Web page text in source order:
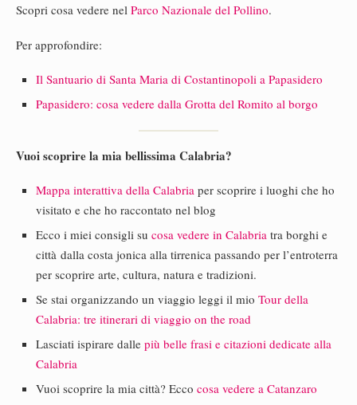
Scopri cosa vedere nel Parco Nazionale del Pollino.
Per approfondire:
Il Santuario di Santa Maria di Costantinopoli a Papasidero
Papasidero: cosa vedere dalla Grotta del Romito al borgo
Vuoi scoprire la mia bellissima Calabria?
Mappa interattiva della Calabria per scoprire i luoghi che ho
visitato e che ho raccontato nel blog
Ecco i miei consigli su cosa vedere in Calabria tra borghi e
città dalla costa jonica alla tirrenica passando per l’entroterra
per scoprire arte, cultura, natura e tradizioni.
Se stai organizzando un viaggio leggi il mio Tour della
Calabria: tre itinerari di viaggio on the road
Lasciati ispirare dalle più belle frasi e citazioni dedicate alla
Calabria
Vuoi scoprire la mia città? Ecco cosa vedere a Catanzaro